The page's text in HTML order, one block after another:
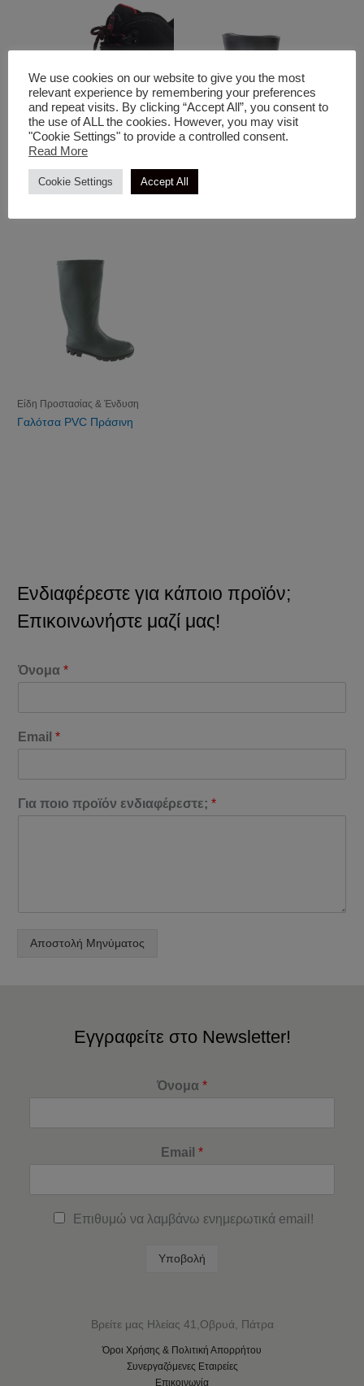
Είδη Προστασίας & Ένδυση
Μποτάκι Απλό Bliss
Είδη Προστασίας & Ένδυση
Είδη Προστασίας & Ένδυση
Γαλότσα PVC Πράσινη
Ενδιαφέρεστε για κάποιο προϊόν;
Επικοινωνήστε μαζί μας!
Όνομα*
Email*
Για ποιο προϊόν ενδιαφέρεστε;*
Αποστολή Μηνύματος
Εγγραφείτε στο Newsletter!
Όνομα *
Email *
Επιθυμώ να λαμβάνω ενημερωτικά email!
Υποβολή
Βρείτε μας Ηλείας 41,Οβρυά, Πάτρα
Όροι Χρήσης & Πολιτική Απορρήτου
Συνεργαζόμενες Εταιρείες
Επικοινωνία
We use cookies on our website to give you the most
relevant experience by remembering your preferences
and repeat visits. By clicking “Accept All”, you consent to
the use of ALL the cookies. However, you may visit
"Cookie Settings" to provide a controlled consent.
Read More
Cookie Settings Accept All